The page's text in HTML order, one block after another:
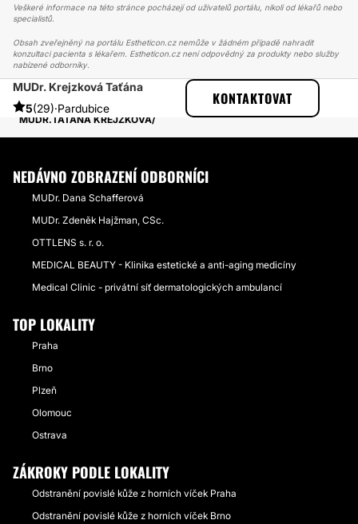
Veškeré informace na této stránce pocházejí od uživatelů portálu, nikoli od lékařů nebo
specialistů.
Obsah zveřejněný na portálu Estheticon.cz nemůže v žádném případě nahradit
konzultaci pacienta s lékařem. Estheticon.cz není odpovědný za produkty nebo služby
nabízené odborníky.
MUDr. Krejzková Taťána
5(29)·Pardubice
KONTAKTOVAT
ESTHETICON
PŘÍBĚHY
PŘÍBĚHY TÝKAJÍCÍ SE ZÁKROKU OPERACE HORNÍCH VÍČEK
MUDR.TAŤANA KREJZKOVÁ
NEDÁVNO ZOBRAZENÍ ODBORNÍCI
MUDr. Dana Schafferová
MUDr. Zdeněk Hajžman, CSc.
OTTLENS s. r. o.
MEDICAL BEAUTY - Klinika estetické a anti-aging medicíny
Medical Clinic - privátní síť dermatologických ambulancí
TOP LOKALITY
Praha
Brno
Plzeň
Olomouc
Ostrava
ZÁKROKY PODLE LOKALITY
Odstranění povislé kůže z horních víček Praha
Odstranění povislé kůže z horních víček Brno